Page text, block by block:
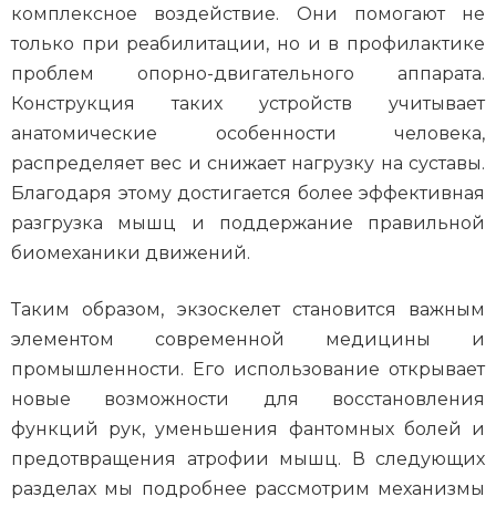
комплексное воздействие. Они помогают не
только при реабилитации, но и в профилактике
проблем опорно-двигательного аппарата.
Конструкция таких устройств учитывает
анатомические особенности человека,
распределяет вес и снижает нагрузку на суставы.
Благодаря этому достигается более эффективная
разгрузка мышц и поддержание правильной
биомеханики движений.
Таким образом, экзоскелет становится важным
элементом современной медицины и
промышленности. Его использование открывает
новые возможности для восстановления
функций рук, уменьшения фантомных болей и
предотвращения атрофии мышц. В следующих
разделах мы подробнее рассмотрим механизмы